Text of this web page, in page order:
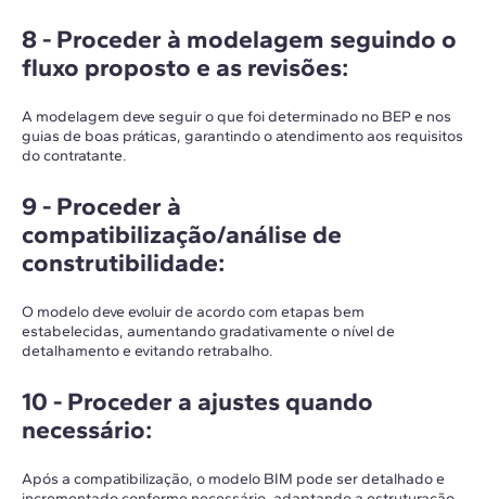
8 - Proceder à modelagem seguindo o
fluxo proposto e as revisões:
A modelagem deve seguir o que foi determinado no BEP e nos
guias de boas práticas, garantindo o atendimento aos requisitos
do contratante.
9 - Proceder à
compatibilização/análise de
construtibilidade:
O modelo deve evoluir de acordo com etapas bem
estabelecidas, aumentando gradativamente o nível de
detalhamento e evitando retrabalho.
10 - Proceder a ajustes quando
necessário:
Após a compatibilização, o modelo BIM pode ser detalhado e